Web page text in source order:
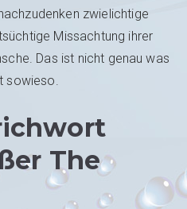
zwielichtige
Missachtung ihrer
Das ist nicht genau was
sowieso.
The